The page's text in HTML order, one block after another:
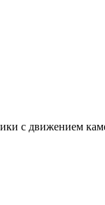
с движением